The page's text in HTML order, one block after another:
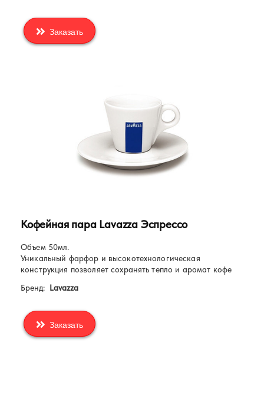
Заказать
Кофейная пара Lavazza Эспрессо
Объем 50мл.
Уникальный фарфор и высокотехнологическая
конструкция позволяет сохранять тепло и аромат кофе
Бренд: Lavazza
Заказать